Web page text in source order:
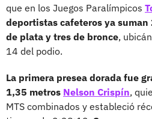
que en los Juegos Paralímpicos
deportistas cafeteros ya
de plata y tres de bronce,
14 del podio.
La primera presea dorada fue
1,35 metros Nelson Crispín,
MTS combinados y estableció